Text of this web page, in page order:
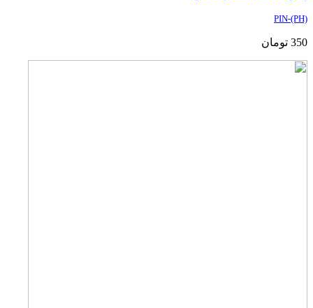
PIN-(PH)
350 تومان